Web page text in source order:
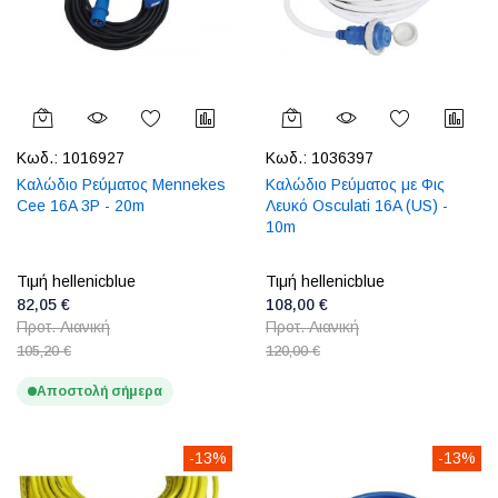
Κωδ.: 1016927
Καλώδιο Ρεύματος Mennekes
Cee 16A 3P - 20m
Τιμή hellenicblue
82,05 €
Προτ. Λιανική
105,20 €
Αποστολή σήμερα
Κωδ.: 1036397
Καλώδιο Ρεύματος με Φις
Λευκό Osculati 16A (US) -
10m
Τιμή hellenicblue
108,00 €
Προτ. Λιανική
120,00 €
-13% -13%